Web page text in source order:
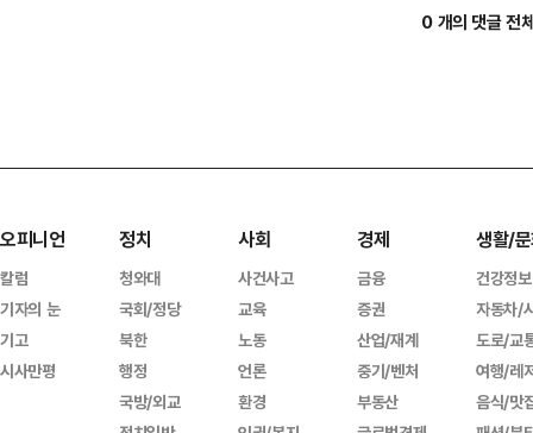
0 개의 댓글 전
오피니언
칼럼
기자의 눈
기고
시사만평
정치
청와대
국회/정당
북한
행정
국방/외교
사회
사건사고
교육
노동
언론
환경
경제
금융
증권
산업/재계
중기/벤처
부동산
생활/
건강정보
자동차/
도로/교
여행/레
음식/맛